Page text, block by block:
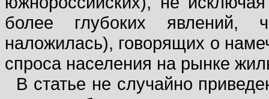
более глубоких явлений,
наложилась), говорящих о
спроса населения на рынке
В статье не случайно